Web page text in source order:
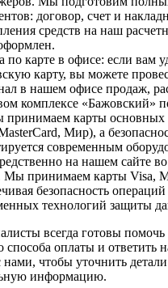
договор, счет и
средств на наш
по карте в офисе: если вам
карту, вы можете
в нашем офисе продаж,
комплексе «Бажовский»
карты основных
Мир), а
современным
на нашем сайте
Мы принимаем карты Visa,
безопасность
технологий защиты
всегда готовы
способа оплаты и ответить
нами, чтобы уточнить
информацию.